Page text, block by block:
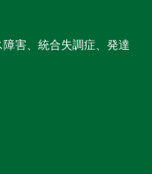
害、統合失調症、発達